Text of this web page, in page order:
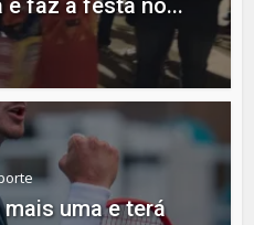
e faz a festa no...
uma e terá